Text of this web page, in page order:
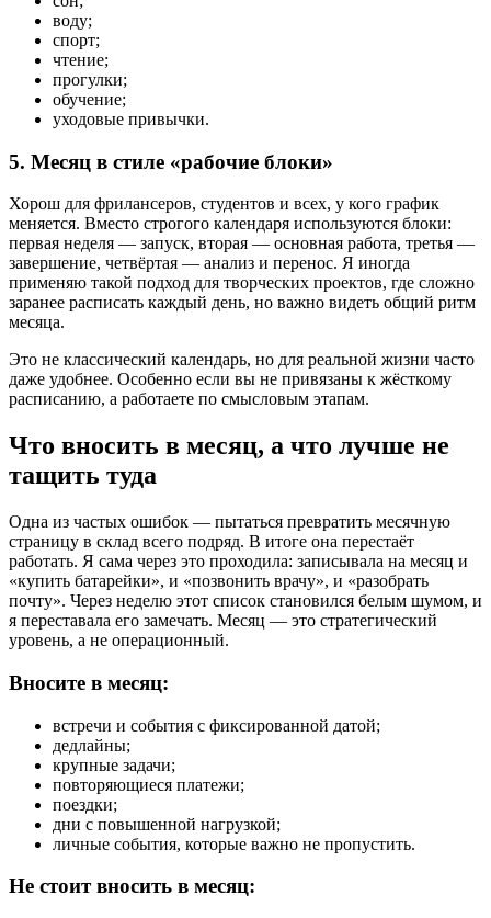
воду;
спорт;
чтение;
прогулки;
обучение;
уходовые привычки.
5. Месяц в стиле «рабочие блоки»
Хорош для фрилансеров, студентов и всех, у кого график
меняется. Вместо строгого календаря используются блоки:
первая неделя — запуск, вторая — основная работа, третья —
завершение, четвёртая — анализ и перенос. Я иногда
применяю такой подход для творческих проектов, где сложно
заранее расписать каждый день, но важно видеть общий ритм
месяца.
Это не классический календарь, но для реальной жизни часто
даже удобнее. Особенно если вы не привязаны к жёсткому
расписанию, а работаете по смысловым этапам.
Что вносить в месяц, а что лучше не
тащить туда
Одна из частых ошибок — пытаться превратить месячную
страницу в склад всего подряд. В итоге она перестаёт
работать. Я сама через это проходила: записывала на месяц и
«купить батарейки», и «позвонить врачу», и «разобрать
почту». Через неделю этот список становился белым шумом, и
я переставала его замечать. Месяц — это стратегический
уровень, а не операционный.
Вносите в месяц:
встречи и события с фиксированной датой;
дедлайны;
крупные задачи;
повторяющиеся платежи;
поездки;
дни с повышенной нагрузкой;
личные события, которые важно не пропустить.
Не стоит вносить в месяц: